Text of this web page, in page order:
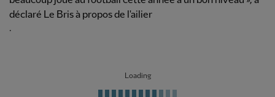
déclaré Le Bris à propos de l'ailier
.
Loading